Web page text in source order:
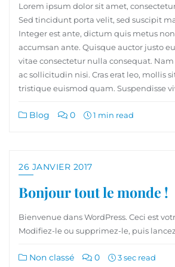
Lorem ipsum dolor sit amet,
Sed tincidunt porta velit, sed suscipit
Integer est ante, dictum quis metus
accumsan ante. Quisque auctor justo
vitae consectetur nulla consequat.
ac sollicitudin nisi. Cras erat leo, mollis
tristique euismod quam. Suspendisse
Blog 0 1 min read
26 JANVIER 2017
Bonjour tout le monde !
Bienvenue dans WordPress. Ceci est
Modifiez-le ou supprimez-le, puis
Non classé 0 3 sec read